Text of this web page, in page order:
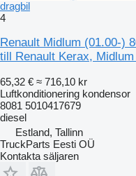
dragbil
4
Renault Midlum (01.00-)
till Renault Kerax,
65,32 € ≈ 716,10 kr
Luftkonditionering kondensor
8081 5010417679
diesel
Estland, Tallinn
TruckParts Eesti OÜ
Kontakta säljaren